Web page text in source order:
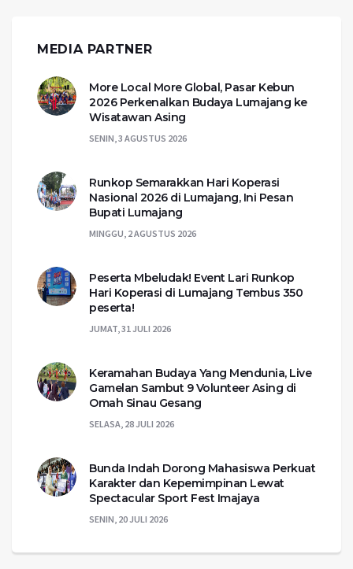
MEDIA PARTNER
More Local More Global, Pasar Kebun
2026 Perkenalkan Budaya Lumajang ke
Wisatawan Asing
SENIN, 3 AGUSTUS 2026
Runkop Semarakkan Hari Koperasi
Nasional 2026 di Lumajang, Ini Pesan
Bupati Lumajang
MINGGU, 2 AGUSTUS 2026
Peserta Mbeludak! Event Lari Runkop
Hari Koperasi di Lumajang Tembus 350
peserta!
JUMAT, 31 JULI 2026
Keramahan Budaya Yang Mendunia, Live
Gamelan Sambut 9 Volunteer Asing di
Omah Sinau Gesang
SELASA, 28 JULI 2026
Bunda Indah Dorong Mahasiswa Perkuat
Karakter dan Kepemimpinan Lewat
Spectacular Sport Fest Imajaya
SENIN, 20 JULI 2026